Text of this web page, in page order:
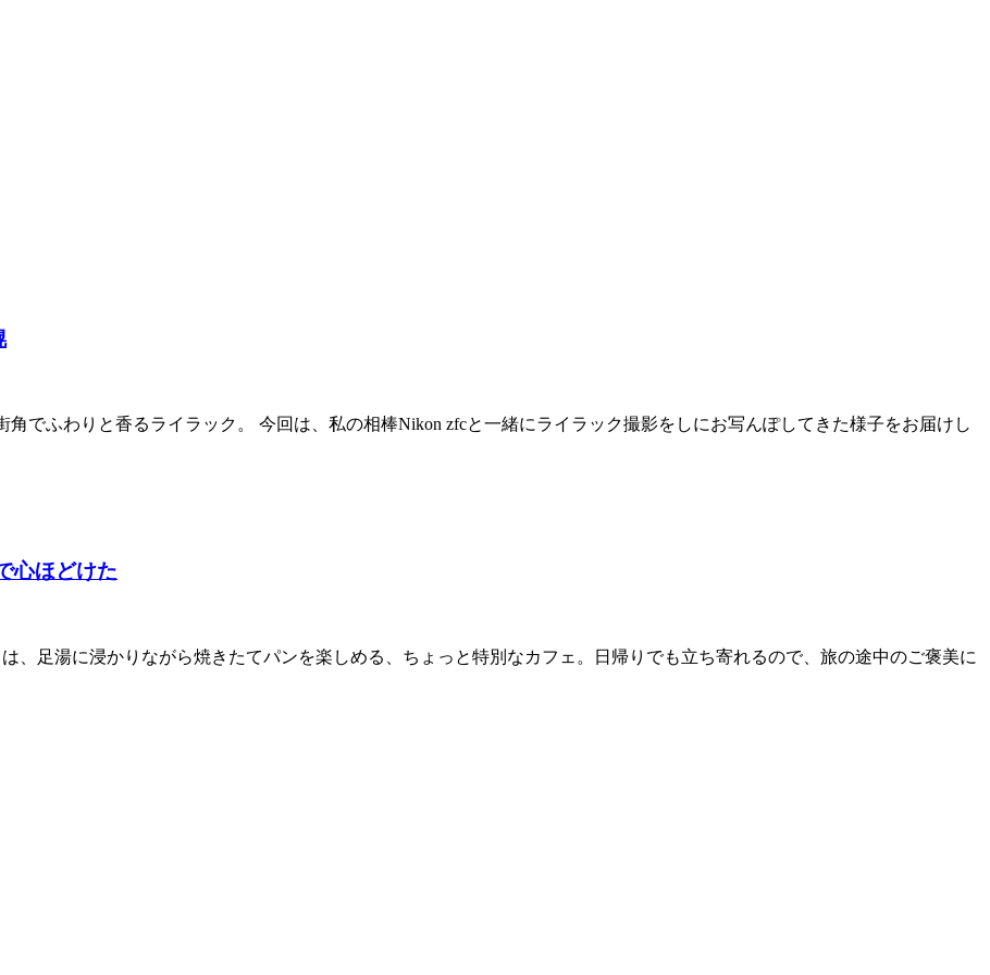
でふわりと香るライラック。 今回は、私の相棒Nikon zfcと一緒にライラック撮影をしにお写んぽしてきた様子をお届けし
心ほどけた
足湯に浸かりながら焼きたてパンを楽しめる、ちょっと特別なカフェ。日帰りでも立ち寄れるので、旅の途中のご褒美に